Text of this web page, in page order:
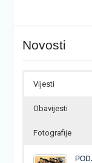
Novosti
Vijesti
Obavijesti
Fotografije